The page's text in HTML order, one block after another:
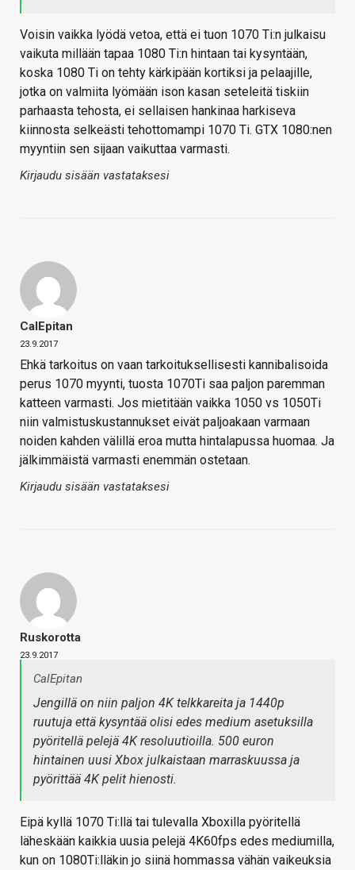
Voisin vaikka lyödä vetoa, että ei tuon 1070 Ti:n julkaisu
vaikuta millään tapaa 1080 Ti:n hintaan tai kysyntään,
koska 1080 Ti on tehty kärkipään kortiksi ja pelaajille,
jotka on valmiita lyömään ison kasan seteleitä tiskiin
parhaasta tehosta, ei sellaisen hankinaa harkiseva
kiinnosta selkeästi tehottomampi 1070 Ti. GTX 1080:nen
myyntiin sen sijaan vaikuttaa varmasti.
Kirjaudu sisään vastataksesi
CalEpitan
23.9.2017
Ehkä tarkoitus on vaan tarkoituksellisesti kannibalisoida
perus 1070 myynti, tuosta 1070Ti saa paljon paremman
katteen varmasti. Jos mietitään vaikka 1050 vs 1050Ti
niin valmistuskustannukset eivät paljoakaan varmaan
noiden kahden välillä eroa mutta hintalapussa huomaa. Ja
jälkimmäistä varmasti enemmän ostetaan.
Kirjaudu sisään vastataksesi
Ruskorotta
23.9.2017
CalEpitan
Jengillä on niin paljon 4K telkkareita ja 1440p
ruutuja että kysyntää olisi edes medium asetuksilla
pyöritellä pelejä 4K resoluutioilla. 500 euron
hintainen uusi Xbox julkaistaan marraskuussa ja
pyörittää 4K pelit hienosti.
Eipä kyllä 1070 Ti:llä tai tulevalla Xboxilla pyöritellä
läheskään kaikkia uusia pelejä 4K60fps edes mediumilla,
kun on 1080Ti:lläkin jo siinä hommassa vähän vaikeuksia